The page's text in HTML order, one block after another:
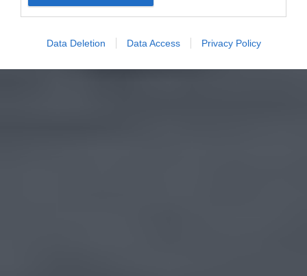
Data Deletion Data Access Privacy Policy